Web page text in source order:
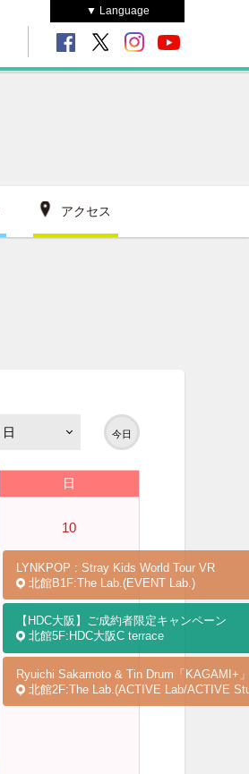
▼ Language
アクセス
日 今日
日
10
LYNKPOP : Stray Kids World Tour VR
北館B1F:The Lab.(EVENT Lab.)
【HDC大阪】ご成約者限定キャンペーン
北館5F:HDC大阪C terrace
Ryuichi Sakamoto & Tin Drum「KAGAMI+
北館2F:The Lab.(ACTIVE Lab/ACTIVE